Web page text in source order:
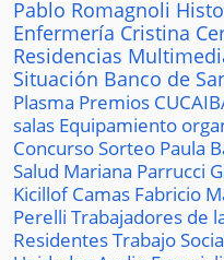
Pablo Romagnoli
Enfermería Cristina
Residencias
Situación Banco de
Plasma Premios
salas Equipamiento
ConcursoSorteo Paula
Salud Mariana Parrucci
KicillofCamas Fabricio
Perelli Trabajadores de
ResidentesTrabajo